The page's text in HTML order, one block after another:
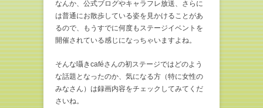
なんか、公式ブログやキャラフレ放送、さらに
は普通にお散歩している姿を見かけることがあ
るので、もうすでに何度もステージイベントを
開催されている感じになっちゃいますよね。
そんな囁きcaféさんの初ステージではどのよう
な話題となったのか、気になる方（特に女性の
みなさん）は録画内容をチェックしてみてくだ
さいね。